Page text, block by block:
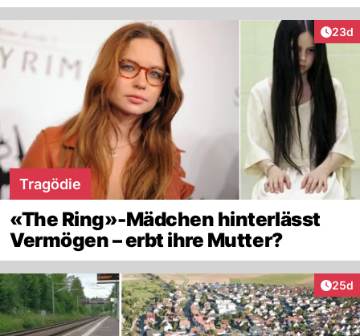
23d
Tragödie
«The Ring»-Mädchen hinterlässt
Vermögen – erbt ihre Mutter?
25d